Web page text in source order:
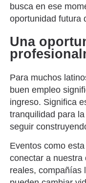
busca en ese
oportunidad futura
Una
Para muchos
buen empleo
ingreso. Significa
tranquilidad para
seguir
Eventos como
conectar a nuestra
reales, compañías